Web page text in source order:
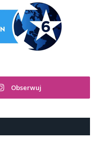
Obserwuj